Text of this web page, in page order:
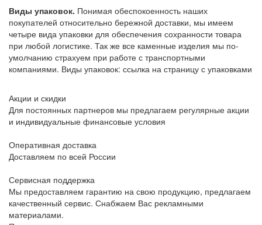
Виды упаковок. Понимая обеспокоенность наших
покупателей относительно бережной доставки, мы имеем
четыре вида упаковки для обеспечения сохранности товара
при любой логистике. Так же все каменные изделия мы по-
умолчанию страхуем при работе с транспортными
компаниями. Виды упаковок: ссылка на страницу с упаковками
Акции и скидки
Для постоянных партнеров мы предлагаем регулярные акции
и индивидуальные финансовые условия
Оперативная доставка
Доставляем по всей России
Сервисная поддержка
Мы предоставляем гарантию на свою продукцию, предлагаем
качественный сервис. Снабжаем Вас рекламными
материалами.